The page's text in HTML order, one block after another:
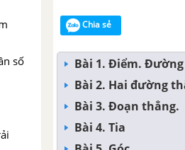
số
Chia sẻ
Bài 1. Điểm.
Bài 2. Hai đường
Bài 3. Đoạn thẳng.
Bài 4. Tia